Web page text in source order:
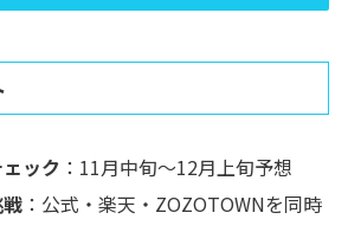
ック ：11月中旬〜12月上旬予想
：公式・楽天・ZOZOTOWNを同時